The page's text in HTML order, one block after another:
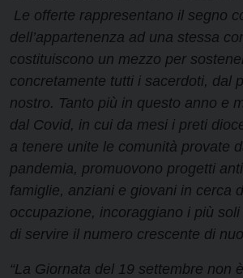
Le offerte rappresentano il segno
dell’appartenenza ad una stessa
costituiscono un mezzo per
concretamente tutti i sacerdoti, dal
nostro. Tanto più in questo anno e
dal Covid, in cui da mesi i preti
a tenere unite le comunità provate
pandemia, promuovono progetti
famiglie, anziani e giovani in cerca
occupazione, incoraggiano i più
di servire il numero crescente di
“La Giornata del 19 settembre non